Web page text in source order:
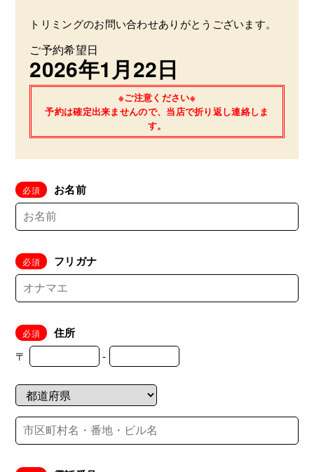
トリミングのお問い合わせありがとうございます。
ご予約希望日
2026年1月22日
※ご注意ください※
予約は確定出来ませんので、当店で折り返し連絡しま
す。
お名前
フリガナ
住所
〒 -